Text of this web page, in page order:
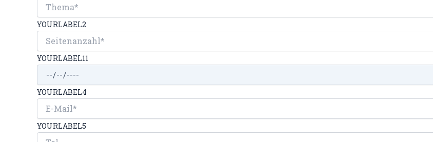
YOURLABEL2
YOURLABEL11
YOURLABEL4
YOURLABEL5